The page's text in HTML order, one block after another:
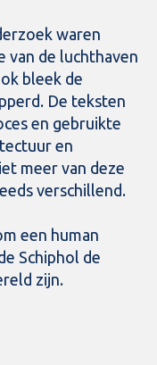
waren
van de luchthaven
bleek de
De teksten
en gebruikte
en
meer van deze
verschillend.
een human
Schiphol de
zijn.